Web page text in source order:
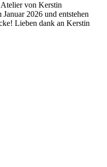
von Kerstin
2026 und entstehen
Lieben dank an Kerstin